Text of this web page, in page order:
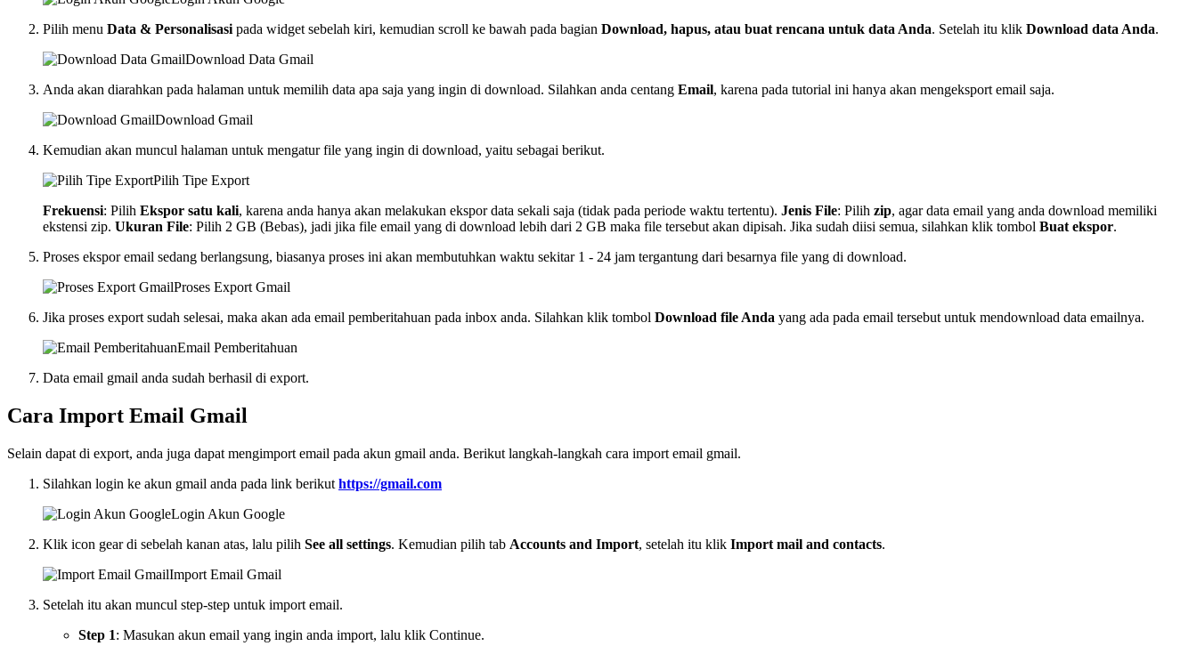
Pilih menu Data & Personalisasipada widget sebelah kiri, kemudian scroll ke bawah pada bagian Download, hapus, atau buat rencana untuk data Anda. Setelah itu klik Download data Anda.
Download Data Gmail
Anda akan diarahkan pada halaman untuk memilih data apa saja yang ingin di download. Silahkan anda centang Email, karena pada tutorial ini hanya akan mengeksport email saja.
Download Gmail
Kemudian akan muncul halaman untuk mengatur file yang ingin di download, yaitu sebagai berikut.
Pilih Tipe Export
Frekuensi: Pilih Ekspor satu kali, karena anda hanya akan melakukan ekspor data sekali saja (tidak pada periode waktu tertentu). Jenis File: Pilih zip, agar data email yang anda download memiliki
ekstensi zip. Ukuran File: Pilih 2 GB (Bebas), jadi jika file email yang di download lebih dari 2 GB maka file tersebut akan dipisah. Jika sudah diisi semua, silahkan klik tombol Buat ekspor.
Proses ekspor email sedang berlangsung, biasanya proses ini akan membutuhkan waktu sekitar 1 - 24 jam tergantung dari besarnya file yang di download.
Proses Export Gmail
Jika proses export sudah selesai, maka akan ada email pemberitahuan pada inbox anda. Silahkan klik tombol Download file Anda yang ada pada email tersebut untuk mendownload data emailnya.
Email Pemberitahuan
Data email gmail anda sudah berhasil di export.
Cara Import Email Gmail
Selain dapat di export, anda juga dapat mengimport email pada akun gmail anda. Berikut langkah-langkah cara import email gmail.
Silahkan login ke akun gmail anda pada link berikut https://gmail.com
Login Akun Google
Klik icon gear di sebelah kanan atas, lalu pilih See all settings. Kemudian pilih tab Accounts and Import, setelah itu klik Import mail and contacts.
Import Email Gmail
Setelah itu akan muncul step-step untuk import email.
Step 1: Masukan akun email yang ingin anda import, lalu klik Continue.